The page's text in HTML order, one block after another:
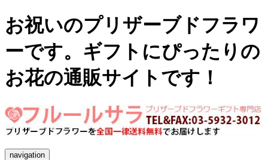
お祝いのプリザーブドフラワ
ーです。ギフトにぴったりの
お花の通販サイトです！
navigation